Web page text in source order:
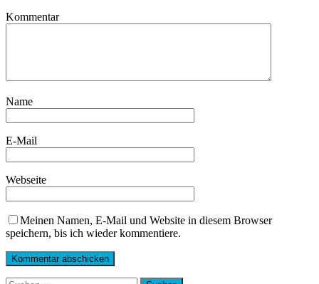
Kommentar
Name
E-Mail
Webseite
Meinen Namen, E-Mail und Website in diesem Browser
speichern, bis ich wieder kommentiere.